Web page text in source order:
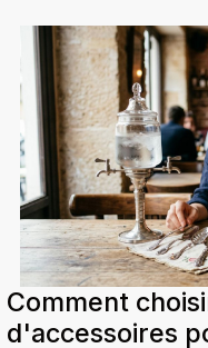
Comment
d'accessoires